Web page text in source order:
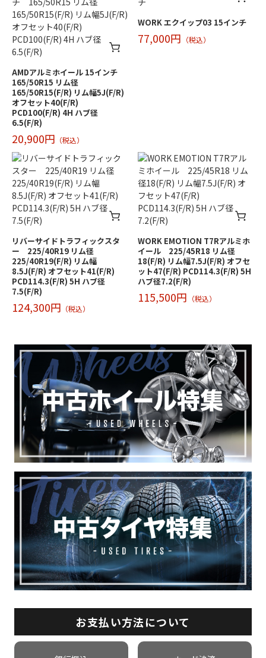
AMDアルミホイール 15インチ
165/50R15 リム径
165/50R15(F/R) リム幅5J(F/R)
オフセット40(F/R)
PCD100(F/R) 4H ハブ径
6.5(F/R)
20,900円 （税込）
WORK エクイップ03 15インチ
77,000円 （税込）
リバーサイドトラフィックスタ
ー 225/40R19 リム径
225/40R19(F/R) リム幅
8.5J(F/R) オフセット41(F/R)
PCD114.3(F/R) 5H ハブ径
7.5(F/R)
124,300円 （税込）
WORK EMOTION T7Rアルミホ
イール 225/45R18 リム径
18(F/R) リム幅7.5J(F/R) オフセ
ット47(F/R) PCD114.3(F/R) 5H
ハブ径7.2(F/R)
115,500円 （税込）
お支払い方法について